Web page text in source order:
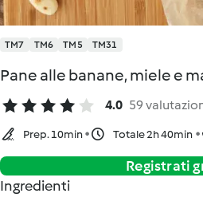
TM7 TM6 TM5 TM31
Pane alle banane, miele e
4.0 59
Prep. 10min Totale 2h 40min
Registrati
Ingredienti